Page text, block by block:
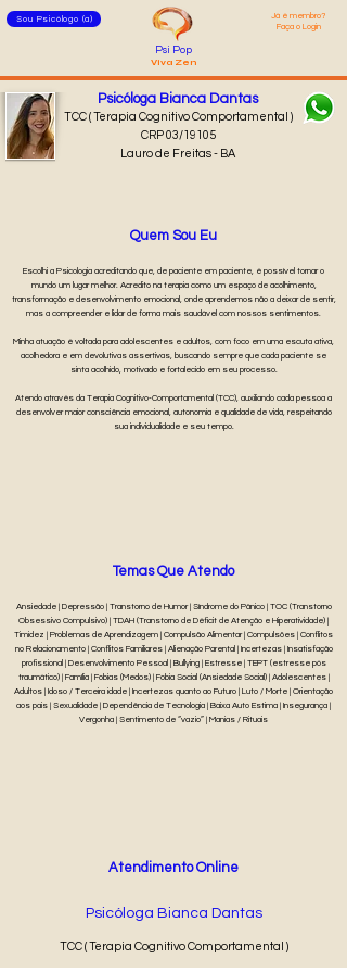
Sou Psicólogo (a)
Já é membro?
Faça o Login
Psi Pop
Viva Zen
Psicóloga Bianca Dantas
TCC ( Terapia Cognitivo Comportamental )
CRP 03/19105
Lauro de Freitas - BA
Quem Sou Eu
Escolhi a Psicologia acreditando que, de paciente em paciente, é possível tornar o
mundo um lugar melhor. Acredito na terapia como um espaço de acolhimento,
transformação e desenvolvimento emocional, onde aprendemos não a deixar de sentir,
mas a compreender e lidar de forma mais saudável com nossos sentimentos.
Minha atuação é voltada para adolescentes e adultos, com foco em uma escuta ativa,
acolhedora e em devolutivas assertivas, buscando sempre que cada paciente se
sinta acolhido, motivado e fortalecido em seu processo.
Atendo através da Terapia Cognitivo-Comportamental (TCC), auxiliando cada pessoa a
desenvolver maior consciência emocional, autonomia e qualidade de vida, respeitando
sua individualidade e seu tempo.
Ansiedade | Depressão | Transtorno de Humor | Síndrome do Pânico | TOC (Transtorno
Obsessivo Compulsivo) | TDAH (Transtorno de Déficit de Atenção e Hiperatividade) |
Timidez | Problemas de Aprendizagem | Compulsão Alimentar | Compulsões | Conflitos
no Relacionamento | Conflitos Familiares | Alienação Parental | Incertezas | Insatisfação
profissional | Desenvolvimento Pessoal | Bullying | Estresse | TEPT (estresse pós
traumático) | Família | Fobias (Medos) | Fobia Social (Ansiedade Social) | Adolescentes |
Adultos | Idoso / Terceira idade | Incertezas quanto ao Futuro | Luto / Morte | Orientação
aos pais | Sexualidade | Dependência de Tecnologia | Baixa Auto Estima | Insegurança |
Vergonha | Sentimento de “vazio” | Manias / Rituais
Temas Que Atendo
Atendimento Online
Psicóloga Bianca Dantas
TCC ( Terapia Cognitivo Comportamental )